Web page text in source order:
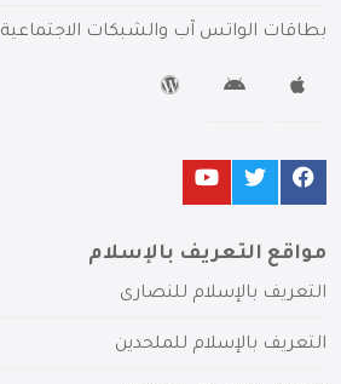
بطاقات الواتس آب والشبكات الاجتماعية
مواقع التعريف بالإسلام
التعريف بالإسلام للنصارى
التعريف بالإسلام للملحدين